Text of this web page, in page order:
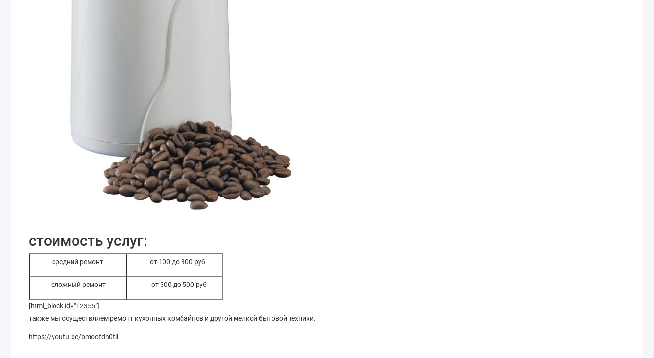
стоимость услуг:
средний ремонт от 100 до 300 руб
сложный ремонт от 300 до 500 руб
[html_block id="12355"]
также мы осуществляем ремонт кухонных комбайнов и другой мелкой бытовой техники.
https://youtu.be/bmoofdn0tii